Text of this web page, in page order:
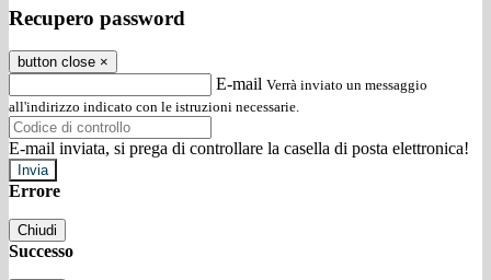
Recupero password
button close ×
E-mail Verrà inviato un messaggio
all'indirizzo indicato con le istruzioni necessarie.
E-mail inviata, si prega di controllare la casella di posta elettronica!
Errore
Chiudi
Successo